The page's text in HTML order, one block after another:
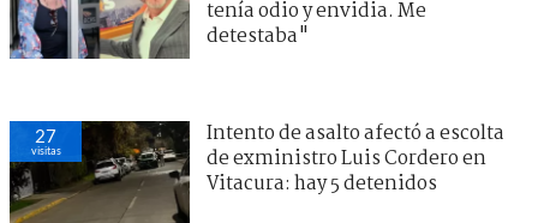
tenía odio y envidia. Me
detestaba"
27
visitas
Intento de asalto afectó a escolta
de exministro Luis Cordero en
Vitacura: hay 5 detenidos